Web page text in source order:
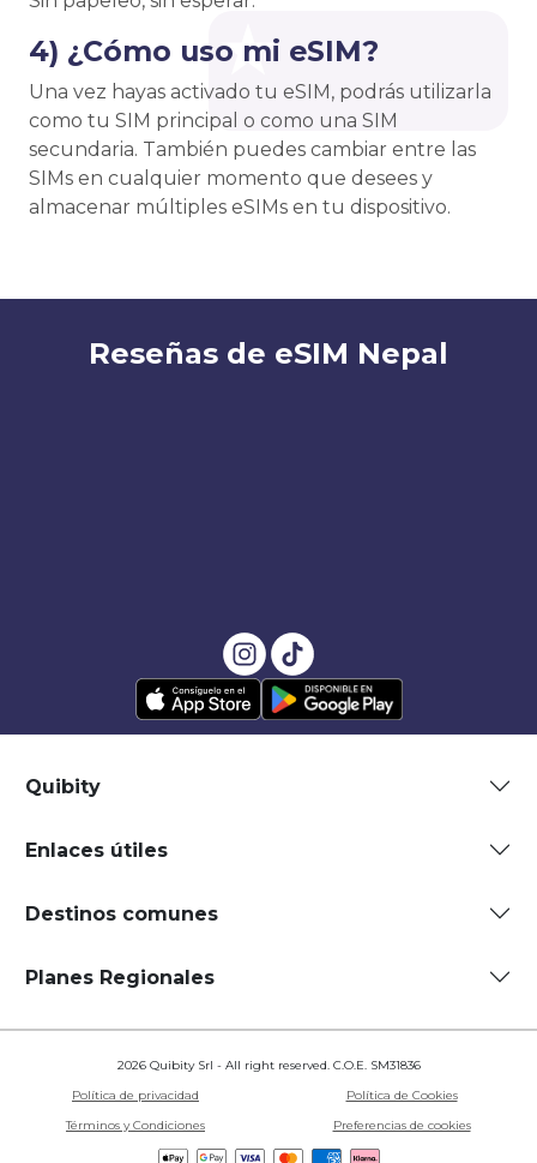
4) ¿Cómo uso mi eSIM?
Una vez hayas activado tu eSIM, podrás utilizarla
como tu SIM principal o como una SIM
secundaria. También puedes cambiar entre las
SIMs en cualquier momento que desees y
almacenar múltiples eSIMs en tu dispositivo.
Reseñas de eSIM Nepal
Quibity
Enlaces útiles
Destinos comunes
Planes Regionales
2026 Quibity Srl - All right reserved. C.O.E. SM31836
Política de privacidad
Política de Cookies
Términos y Condiciones
Preferencias de cookies